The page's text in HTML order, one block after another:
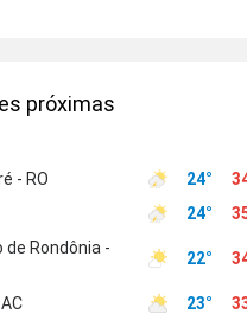
próximas
- RO 24°
24°
de Rondônia -
22°
23°